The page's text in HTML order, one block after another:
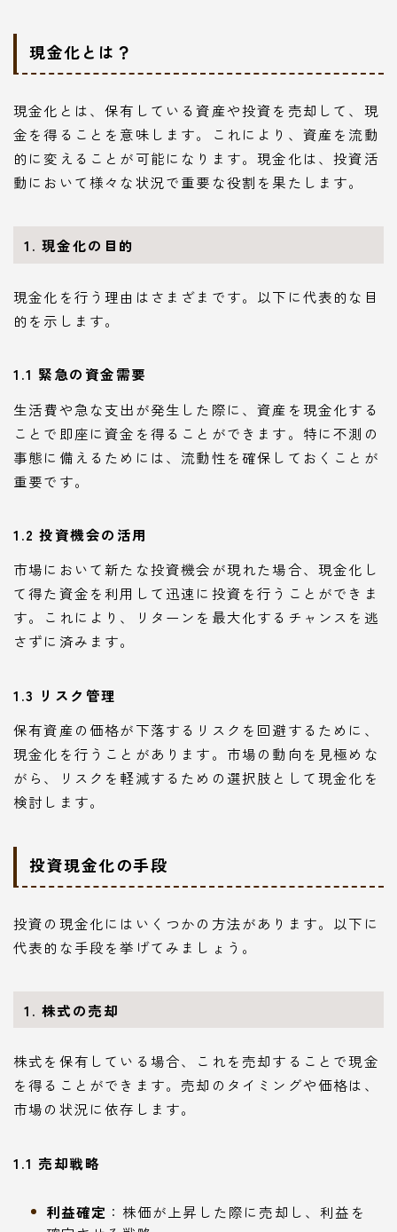
現金化とは？
現金化とは、保有している資産や投資を売却して、現
金を得ることを意味します。これにより、資産を流動
的に変えることが可能になります。現金化は、投資活
動において様々な状況で重要な役割を果たします。
1. 現金化の目的
現金化を行う理由はさまざまです。以下に代表的な目
的を示します。
1.1 緊急の資金需要
生活費や急な支出が発生した際に、資産を現金化する
ことで即座に資金を得ることができます。特に不測の
事態に備えるためには、流動性を確保しておくことが
重要です。
1.2 投資機会の活用
市場において新たな投資機会が現れた場合、現金化し
て得た資金を利用して迅速に投資を行うことができま
す。これにより、リターンを最大化するチャンスを逃
さずに済みます。
1.3 リスク管理
保有資産の価格が下落するリスクを回避するために、
現金化を行うことがあります。市場の動向を見極めな
がら、リスクを軽減するための選択肢として現金化を
検討します。
投資現金化の手段
投資の現金化にはいくつかの方法があります。以下に
代表的な手段を挙げてみましょう。
1. 株式の売却
株式を保有している場合、これを売却することで現金
を得ることができます。売却のタイミングや価格は、
市場の状況に依存します。
1.1 売却戦略
利益確定 ：株価が上昇した際に売却し、利益を